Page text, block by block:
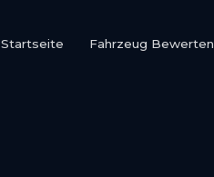
Startseite Fahrzeug Bewerten